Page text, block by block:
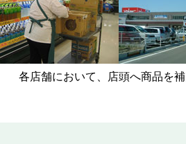
各店舗において、店頭へ商品を